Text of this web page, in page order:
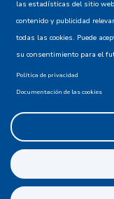
las estadísticas del sitio
contenido y publicidad
todas las cookies. Puede
su consentimiento para el
Política de privacidad
Documentación de las cookies